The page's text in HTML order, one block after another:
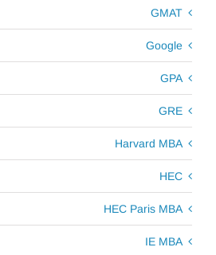
GMAT
Google
GPA
GRE
Harvard MBA
HEC
HEC Paris MBA
IE MBA